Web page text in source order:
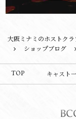
大阪ミナミのホストク
ショップブログ
TOP キャスト